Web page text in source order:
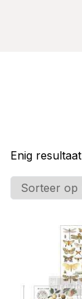
Enig resultaat